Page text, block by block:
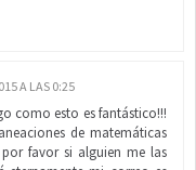
A LAS 0:25
como esto es fantástico!!!
de matemáticas
favor si alguien me las